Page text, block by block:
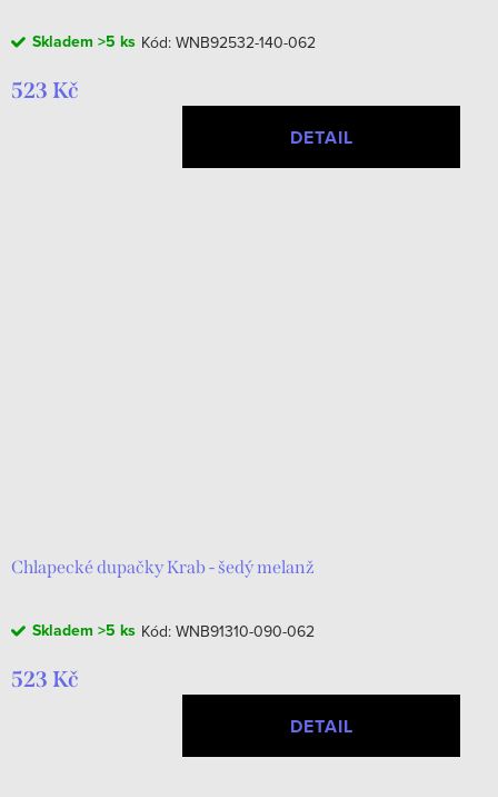
Skladem >5 ks Kód: WNB92532-140-062
523 Kč
DETAIL
Chlapecké dupačky Krab - šedý melanž
Skladem >5 ks Kód: WNB91310-090-062
523 Kč
DETAIL